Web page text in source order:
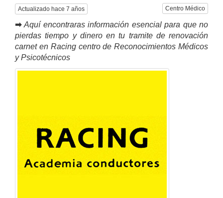
Actualizado hace 7 años Centro Médico
➡ Aquí encontraras información esencial para que no
pierdas tiempo y dinero en tu tramite de renovación
carnet en Racing centro de Reconocimientos Médicos
y Psicotécnicos